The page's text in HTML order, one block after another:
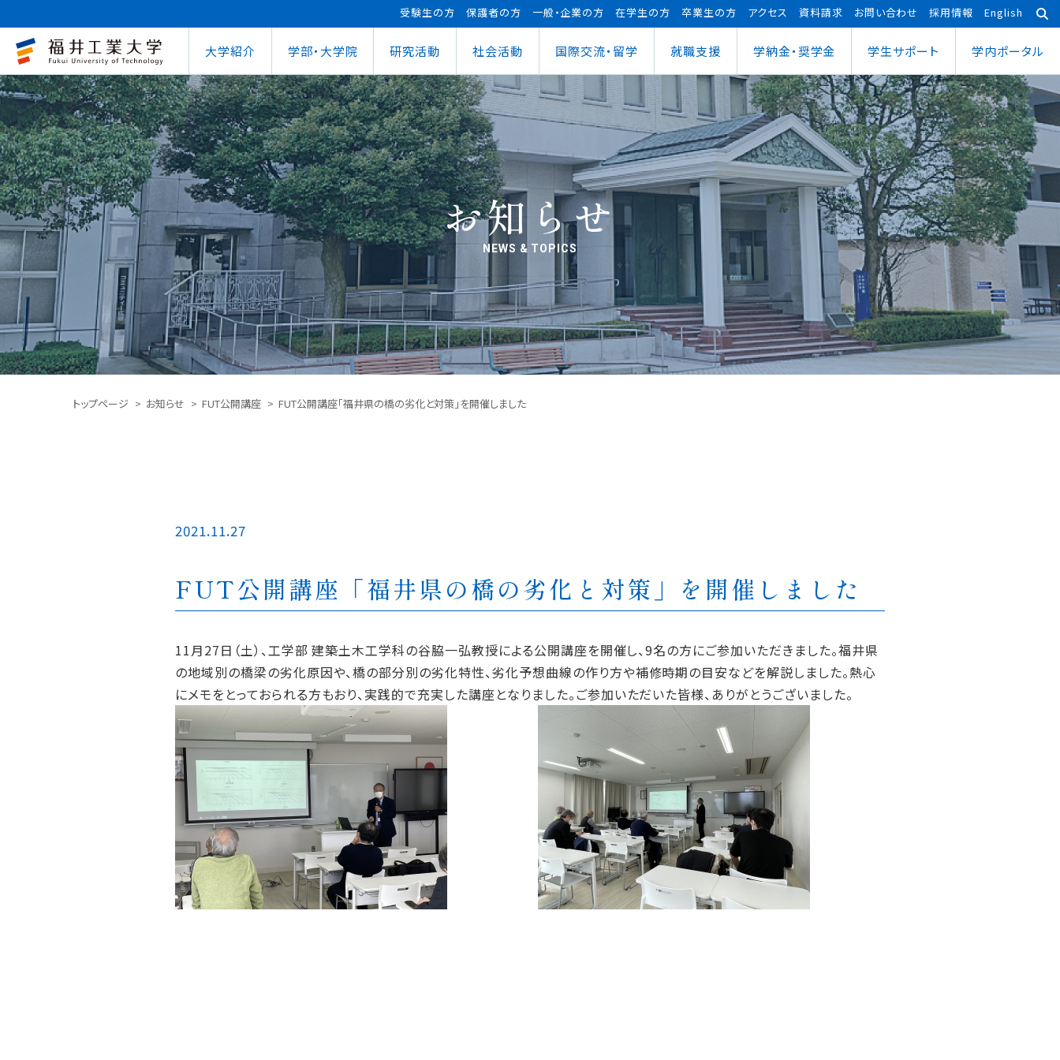
受験生の方 保護者の方 一般・企業の方 在学生の方 卒業生の方 アクセス 資料請求 お問い合わせ 採用情報 English
大学紹介
大学概要教育情報の公表
大学概要
教育情報の公表
学びの特色
教員紹介
キャンパス案内
図書館
第62回大学祭
式辞集
学部・大学院
工学部
電気電子情報工学科
機械工学科
建築土木工学科
原子力技術応用工学科
環境学部
環境食品応用化学科
デザイン学科
経営情報学部
経営情報学科
スポーツ健康科学部
スポーツ健康科学科
大学院
応用理工学専攻
社会システム学専攻
研究活動
地域連携研究推進センター研究シーズ紹介
地域連携研究推進センター
教育研究業績情報
研究シーズ紹介
研究紀要
外国人研究者招へい・受入れ
研究情報
AI&IoTセンター
まちづくりデザインセンター
ウェルネス＆スポーツサイエンスセンター
未来ロボティクスセンター
あわら宇宙センター
社会活動
自治体との連携FUT公開講座
自治体との連携
FUT公開講座
出前講義・出前実験
未来塾 講演会
科学実験キャラバン
ロボット事業
FUTブラス
スポーツ教室
その他活動
活動レポート
国際交流・留学
インターナショナルセンターOCPS
海外留学プログラム
インターナショナルセンター
国際交流
海外留学プログラム（OCPS）
文化交流
【重要】海外へ渡航するみなさんへ
就職支援
キャリアセンター就職実績
キャリアセンター
就職⽀援プログラム
インターンシップ
就職実績
資格取得
就職⽀援ナビ
企業の方へ
求人・説明会のお申し込み
キャリアセンターとの面談
学納金・奨学金
学費等納⼊⾦在学⽣向け奨学⾦
学費等納⼊⾦
在学⽣向け奨学⾦
受験⽣向け奨学⾦
⽇本学⽣⽀援機構奨学⾦ 給付奨学⾦
⽇本学⽣⽀援機構奨学⾦ 貸与奨学⾦
教育ローン
授業料等の減免制度
学⽣サポート
寮・下宿のご案内SSLプロジェクト
学⽣⽣活⽀援室
学習⽀援室
情報メディアセンター
SSLプロジェクト
学⽣保険
医務情報
障害学⽣⽀援
寮・下宿のご案内
クラブ活動支援センター
学内ポータル
学習管理システム（manaba）WEBシラバス
学習管理システム（manaba）
学生ポータルシステム（学外からの接続）
WEBシラバス
お知らせ
NEWS & TOPICS
トップページ お知らせ FUT公開講座 FUT公開講座「福井県の橋の劣化と対策」を開催しました
2021.11.27
FUT公開講座「福井県の橋の劣化と対策」を開催しました
11月27日（土）、工学部 建築土木工学科の谷脇一弘教授による公開講座を開催し、9名の方にご参加いただきました。福井県
の地域別の橋梁の劣化原因や、橋の部分別の劣化特性、劣化予想曲線の作り方や補修時期の目安などを解説しました。熱心
にメモをとっておられる方もおり、実践的で充実した講座となりました。ご参加いただいた皆様、ありがとうございました。